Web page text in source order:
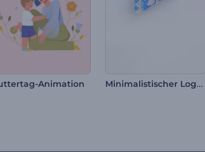
Animation Minimalistischer Logo Opener